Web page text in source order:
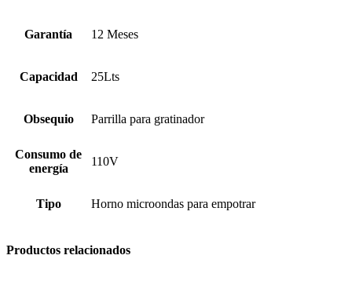
Garantía 12 Meses
Capacidad 25Lts
Obsequio Parrilla para gratinador
Consumo de
energía
110V
Tipo Horno microondas para empotrar
Productos relacionados